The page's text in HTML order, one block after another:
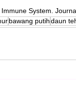
System.
bawang putihdaun